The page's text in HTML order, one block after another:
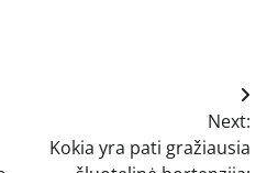
Next:
Kokia yra pati gražiausia